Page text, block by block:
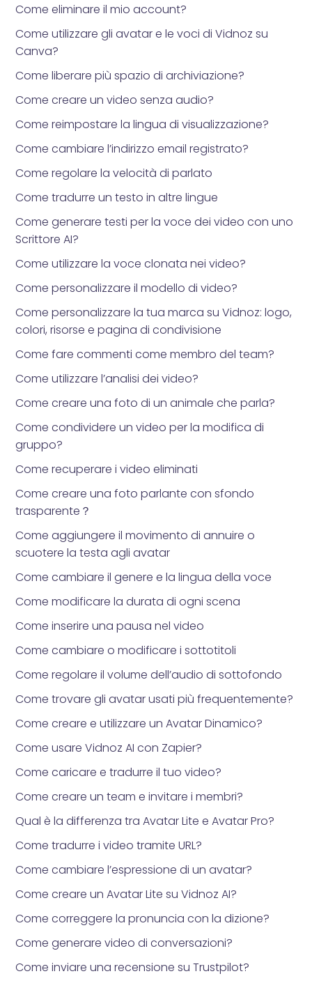
Come eliminare il mio account?
Come utilizzare gli avatar e le voci di Vidnoz su
Canva?
Come liberare più spazio di archiviazione?
Come creare un video senza audio?
Come reimpostare la lingua di visualizzazione?
Come cambiare l’indirizzo email registrato?
Come regolare la velocità di parlato
Come tradurre un testo in altre lingue
Come generare testi per la voce dei video con uno
Scrittore AI?
Come utilizzare la voce clonata nei video?
Come personalizzare il modello di video?
Come personalizzare la tua marca su Vidnoz: logo,
colori, risorse e pagina di condivisione
Come fare commenti come membro del team?
Come utilizzare l’analisi dei video?
Come creare una foto di un animale che parla?
Come condividere un video per la modifica di
gruppo?
Come recuperare i video eliminati
Come creare una foto parlante con sfondo
trasparente？
Come aggiungere il movimento di annuire o
scuotere la testa agli avatar
Come cambiare il genere e la lingua della voce
Come modificare la durata di ogni scena
Come inserire una pausa nel video
Come cambiare o modificare i sottotitoli
Come regolare il volume dell’audio di sottofondo
Come trovare gli avatar usati più frequentemente?
Come creare e utilizzare un Avatar Dinamico?
Come usare Vidnoz AI con Zapier?
Come caricare e tradurre il tuo video?
Come creare un team e invitare i membri?
Qual è la differenza tra Avatar Lite e Avatar Pro?
Come tradurre i video tramite URL?
Come cambiare l’espressione di un avatar?
Come creare un Avatar Lite su Vidnoz AI?
Come correggere la pronuncia con la dizione?
Come generare video di conversazioni?
Come inviare una recensione su Trustpilot?